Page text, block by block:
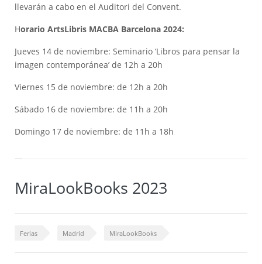
llevarán a cabo en el Auditori del Convent.
Horario ArtsLibris MACBA Barcelona 2024:
Jueves 14 de noviembre: Seminario ‘Libros para pensar la
imagen contemporánea’ de 12h a 20h
Viernes 15 de noviembre: de 12h a 20h
Sábado 16 de noviembre: de 11h a 20h
Domingo 17 de noviembre: de 11h a 18h
MiraLookBooks 2023
Ferias Madrid MiraLookBooks